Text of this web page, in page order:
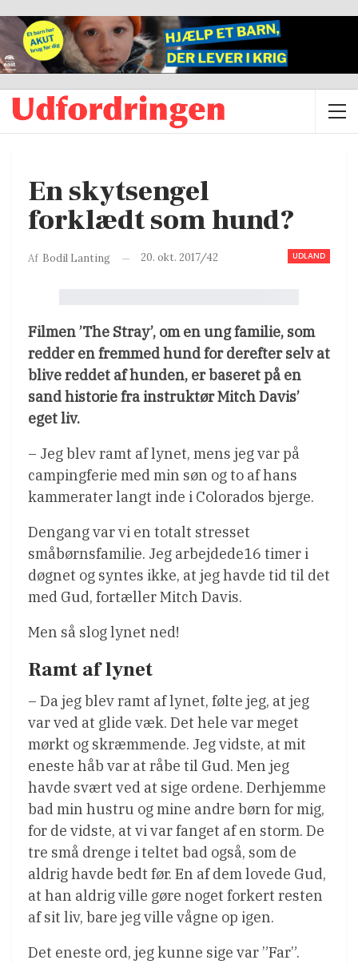
En skytsengel
forklædt som hund?
UDLAND
Af Bodil Lanting 20. okt. 2017/42
Filmen ’The Stray’, om en ung familie, som
redder en fremmed hund for derefter selv at
blive reddet af hunden, er baseret på en
sand historie fra instruktør Mitch Davis’
eget liv.
– Jeg blev ramt af lynet, mens jeg var på
campingferie med min søn og to af hans
kammerater langt inde i Colorados bjerge.
Dengang var vi en totalt stresset
småbørnsfamilie. Jeg arbejdede16 timer i
døgnet og syntes ikke, at jeg havde tid til det
med Gud, fortæller Mitch Davis.
Men så slog lynet ned!
Ramt af lynet
– Da jeg blev ramt af lynet, følte jeg, at jeg
var ved at glide væk. Det hele var meget
mørkt og skræmmende. Jeg vidste, at mit
eneste håb var at råbe til Gud. Men jeg
havde svært ved at sige ordene. Derhjemme
bad min hustru og mine andre børn for mig,
for de vidste, at vi var fanget af en storm. De
tre små drenge i teltet bad også, som de
aldrig havde bedt før. En af dem lovede Gud,
at han aldrig ville gøre noget forkert resten
af sit liv, bare jeg ville vågne op igen.
Det eneste ord, jeg kunne sige var ”Far”.